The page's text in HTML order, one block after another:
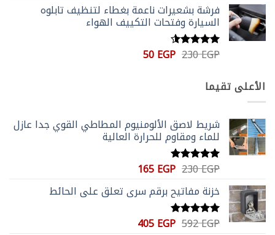
4.00من
هو:
104 EGP.
هو:
35 EGP.
فرشة بشعيرات ناعمة بغطاء لتنظيف تابلوه
السيارة وفتحات التكييف الهواء
تم التقييم
230EGP السعر50EGP السعر
الأعلى تقيما
شريط لاصق الألومنيوم المطاطي القوي جدا عازل
للماء ومقاوم للحرارة العالية
تم التقييم
230EGP السعر
هو:
230 EGP.
165EGP السعر
هو:
خزنة مفاتيح برقم سري تعلق علي الحائط
تم التقييم
592EGP السعر405EGP السعر